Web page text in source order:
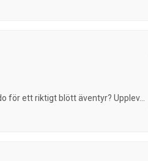
för ett riktigt blött äventyr? Upplev...